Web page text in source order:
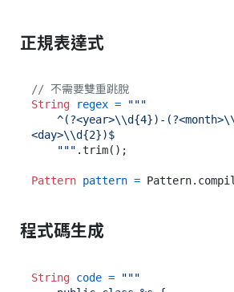
正規表達式
// 不需要雙重跳脫
String
regex =
"""
<day>\\d{2})$
    """
.trim();
Pattern pattern =
程式碼生成
String code =
"""